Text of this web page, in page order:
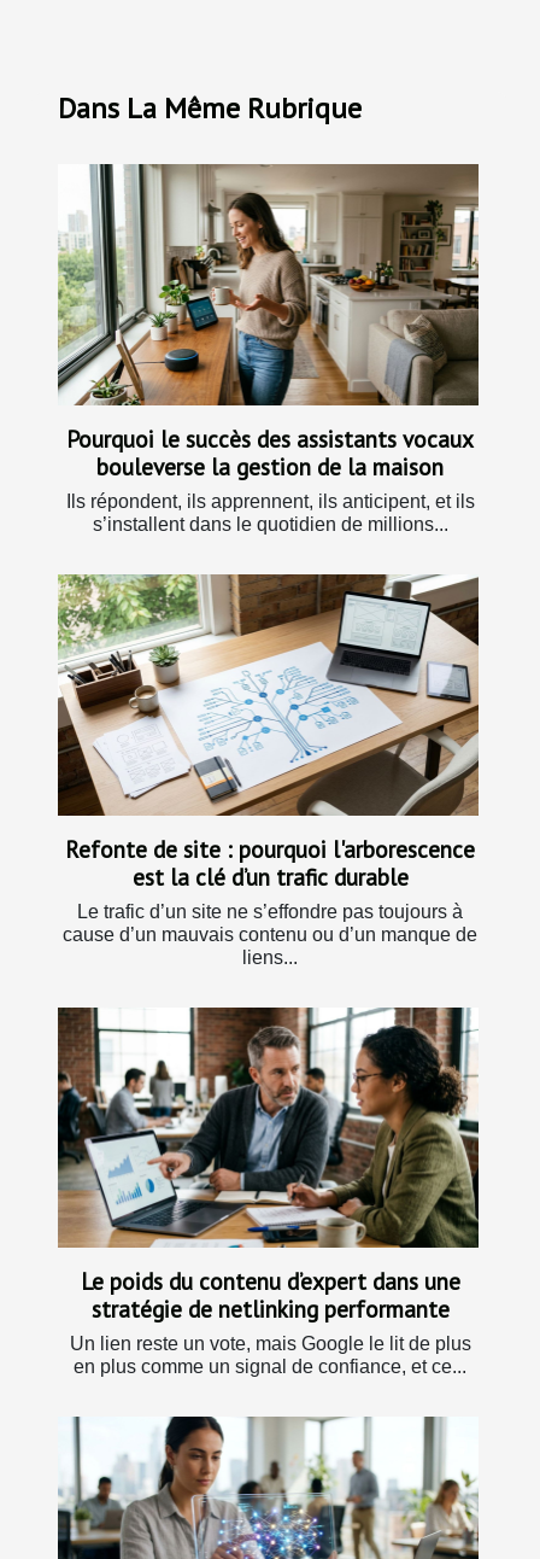
Dans La Même Rubrique
Pourquoi le succès des assistants vocaux
bouleverse la gestion de la maison
Ils répondent, ils apprennent, ils anticipent, et ils
s’installent dans le quotidien de millions...
Refonte de site : pourquoi l'arborescence
est la clé d’un trafic durable
Le trafic d’un site ne s’effondre pas toujours à
cause d’un mauvais contenu ou d’un manque de
liens...
Le poids du contenu d’expert dans une
stratégie de netlinking performante
Un lien reste un vote, mais Google le lit de plus
en plus comme un signal de confiance, et ce...